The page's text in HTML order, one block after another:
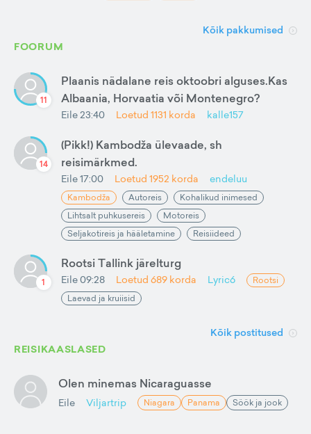
Kõik pakkumised
FOORUM
11
Plaanis nädalane reis oktoobri alguses.Kas
Albaania, Horvaatia või Montenegro?
Eile 23:40 Loetud 1131 korda kalle157
14
(Pikk!) Kambodža ülevaade, sh
reisimärkmed.
Eile 17:00 Loetud 1952 korda endeluu
Kambodža Autoreis
Kohalikud inimesed
Lihtsalt puhkusereis
Motoreis
Seljakotireis ja hääletamine
Reisiideed
1
Rootsi Tallink järelturg
Eile 09:28 Loetud 689 korda Lyric6
Rootsi
Laevad ja kruiisid
Kõik postitused
REISIKAASLASED
Olen minemas Nicaraguasse
Eile Viljartrip Niagara Panama Söök ja jook